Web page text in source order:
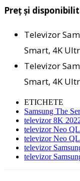
Preţ şi
Televizor
Smart, 4K
Televizor
Smart, 4K
ETICHETE
Samsung The
televizor 8K
televizor Neo
televizor Neo
televizor
televizor